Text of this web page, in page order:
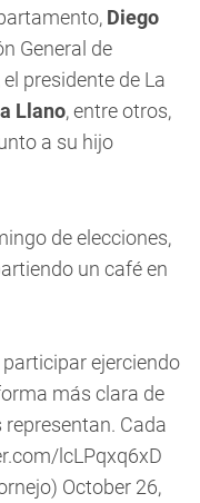
Diego
General de
el presidente de La
Llano, entre otros,
a su hijo
de elecciones,
un café en
ejerciendo
más clara de
Cada
lcLPqxq6xD
October 26,